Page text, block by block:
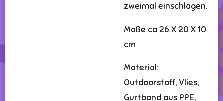
zweimal einschlagen.
Maße ca 26 X 20 X 10
cm
Material:
Outdoorstoff, Vlies,
Gurtband aus PPE,